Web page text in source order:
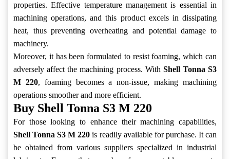
properties. Effective temperature management is essential in
machining operations, and this product excels in dissipating
heat, thus preventing overheating and potential damage to
machinery.
Moreover, it has been formulated to resist foaming, which can
adversely affect the machining process. With Shell Tonna S3
M 220, foaming becomes a non-issue, making machining
operations smoother and more efficient.
Buy Shell Tonna S3 M 220
For those looking to enhance their machining capabilities,
Shell Tonna S3 M 220 is readily available for purchase. It can
be obtained from various suppliers specialized in industrial